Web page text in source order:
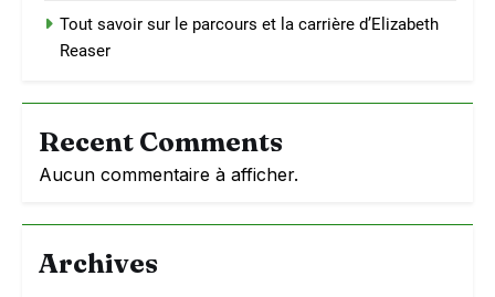
Tout savoir sur le parcours et la carrière d’Elizabeth
Reaser
Recent Comments
Aucun commentaire à afficher.
Archives